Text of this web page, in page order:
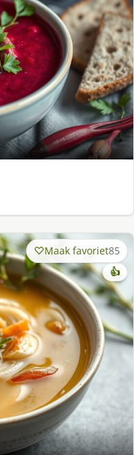
Maak favoriet85
👍